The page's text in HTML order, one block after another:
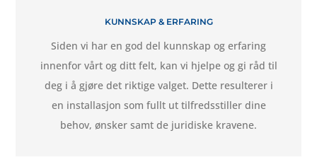
KUNNSKAP & ERFARING
Siden vi har en god del kunnskap og erfaring
innenfor vårt og ditt felt, kan vi hjelpe og gi råd til
deg i å gjøre det riktige valget. Dette resulterer i
en installasjon som fullt ut tilfredsstiller dine
behov, ønsker samt de juridiske kravene.